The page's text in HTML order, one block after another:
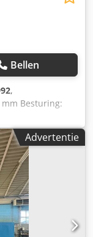
Bellen
,
Besturing:
0 -
Ab Esf
te indexeren
Advertentie